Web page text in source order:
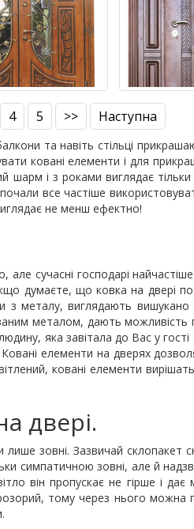
4 5 >> Наступна
та навіть стільці
ковані елементи і для
і з роками виглядає
все частіше
не менш ефектно!
але сучасні господарі
думаєте, що ковка на двері
з металу, виглядають
металом, дають можливість
яка завітала до Вас у
елементи на дверях
ковані елементи
двері.
зовні. Зазвичай склопакет
симпатичною зовні, але й
він пропускає не гірше і дає
тому через нього можна